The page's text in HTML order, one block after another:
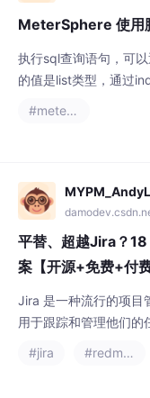
MeterSphere 使用
执行sql查询语句，可
的值是list类型，通过
变量 VAR2 的值为
#metersphere
平替、超越Jira？
案【开源+免费+付费
Jira 是一种流行的项目
用于跟踪和管理他们的
的单反。 如果您正在
#jira #redmine